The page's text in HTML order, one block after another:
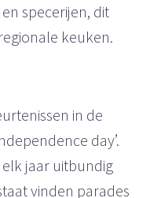
specerijen, dit
keuken.
in de
day’.
jaar uitbundig
vinden parades